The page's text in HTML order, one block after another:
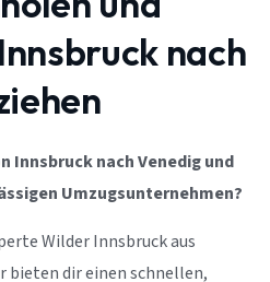
nach
Innsbruck nach Venedig und
Umzugsunternehmen?
Wilder Innsbruck aus
bieten dir einen schnellen,